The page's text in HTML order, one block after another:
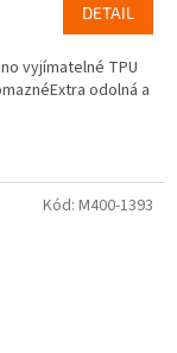
DETAIL
vyjímatelné TPU
odolná a
Kód: M400-1393